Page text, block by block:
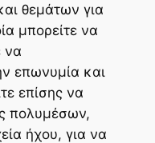
θεμάτων για
μπορείτε να
να
επωνυμία και
επίσης να
πολυμέσων,
ήχου, για να